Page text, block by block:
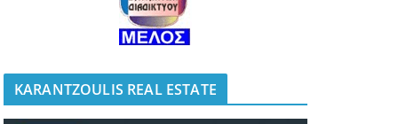
KARANTZOULIS REAL ESTATE